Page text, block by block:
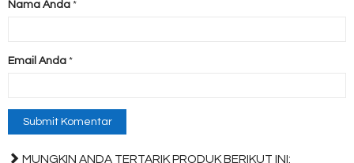
Nama Anda *
Email Anda *
MUNGKIN ANDA TERTARIK PRODUK BERIKUT INI: